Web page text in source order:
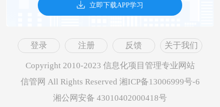
立即下载APP学习
登录 注册 反馈 关于我们
Copyright 2010-2023 信息化项目管理专业网站
信管网 All Rights Reserved 湘ICP备13006999号-6
湘公网安备 43010402000418号